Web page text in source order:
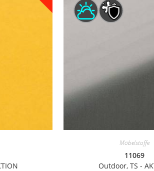
Möbelstoffe
11069
Outdoor, TS -